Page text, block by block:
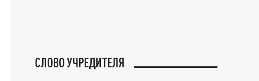
СЛОВО УЧРЕДИТЕЛЯ